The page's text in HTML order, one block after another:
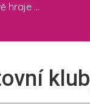
hraje ...